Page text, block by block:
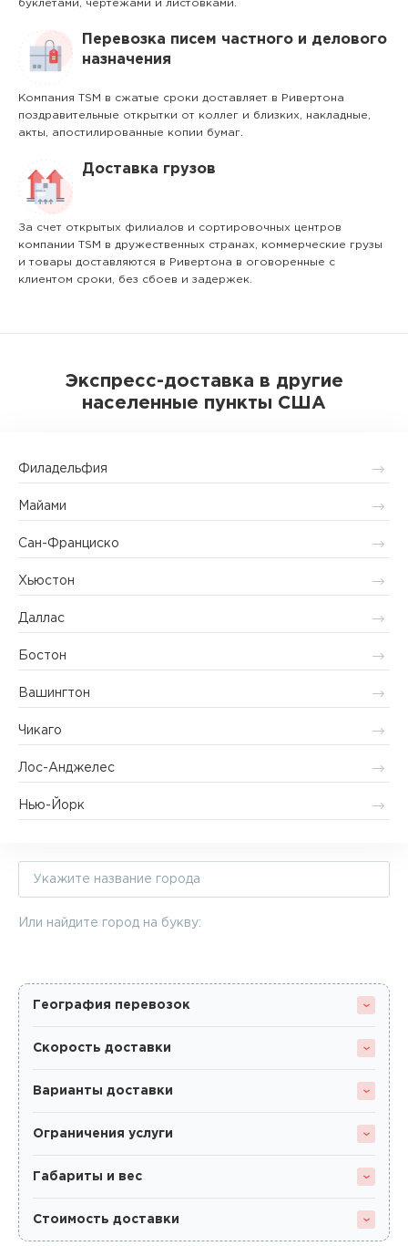
буклетами, чертежами и листовками.
Перевозка писем частного и делового
назначения
Компания TSM в сжатые сроки доставляет в Ривертона
поздравительные открытки от коллег и близких, накладные,
акты, апостилированные копии бумаг.
Доставка грузов
За счет открытых филиалов и сортировочных центров
компании TSM в дружественных странах, коммерческие грузы
и товары доставляются в Ривертона в оговоренные с
клиентом сроки, без сбоев и задержек.
Экспресс-доставка в другие
населенные пункты США
Филадельфия
Майами
Сан-Франциско
Хьюстон
Даллас
Бостон
Вашингтон
Чикаго
Лос-Анджелес
Нью-Йорк
Или найдите город на букву:
География перевозок
Скорость доставки
Варианты доставки
Ограничения услуги
Габариты и вес
Стоимость доставки